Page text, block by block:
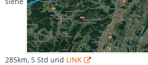
285km, 5 Std und LINK